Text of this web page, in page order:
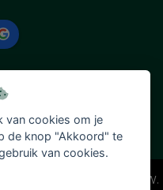
en incl. 21% BTW.
van cookies om je
de knop "Akkoord" te
van cookies.